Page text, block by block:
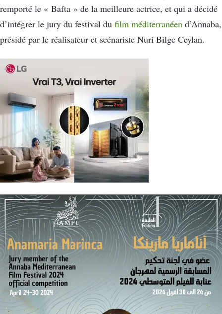
remporté le « Bafta » de la meilleure actrice, et qui a décidé
d’intégrer le jury du festival du film méditerranéen d’Annaba,
présidé par le réalisateur et scénariste Nuri Bilge Ceylan.